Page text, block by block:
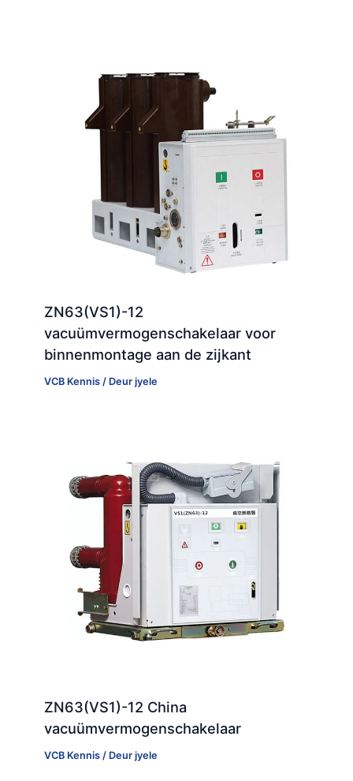
ZN63(VS1)-12
vacuümvermogenschakelaar voor
binnenmontage aan de zijkant
VCB Kennis / Deurjyele
ZN63(VS1)-12 China
vacuümvermogenschakelaar
VCB Kennis / Deurjyele